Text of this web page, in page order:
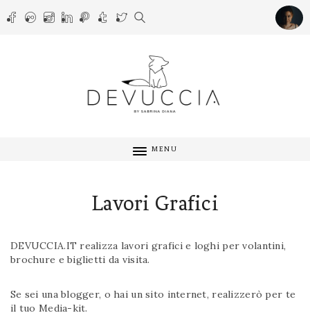
MENU
Lavori Grafici
DEVUCCIA.IT realizza lavori grafici e loghi per volantini,
brochure e biglietti da visita.
Se sei una blogger, o hai un sito internet, realizzerò per te
il tuo Media-kit.